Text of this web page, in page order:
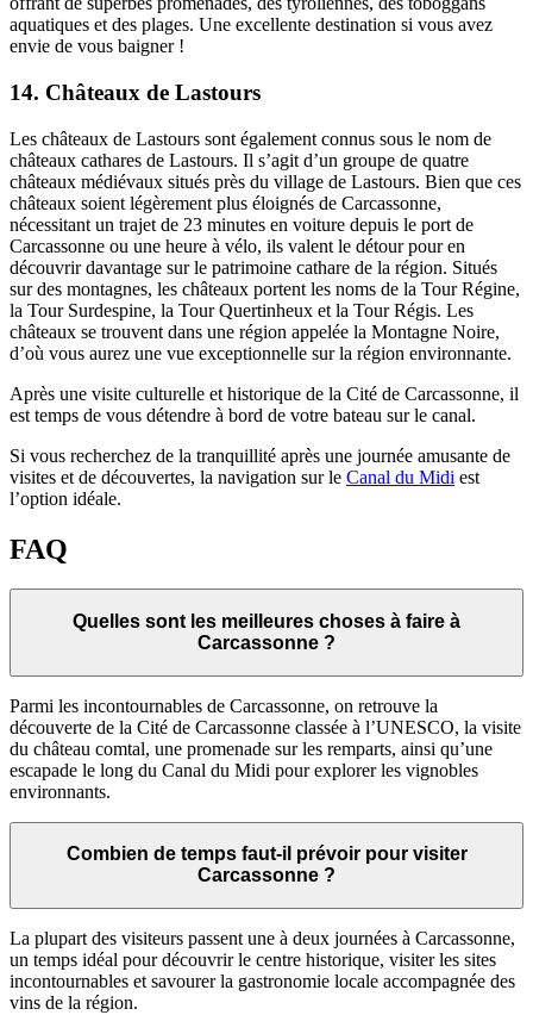
aquatiques et des plages. Une excellente destination si vous avez
envie de vous baigner !
14. Châteaux de Lastours
Les châteaux de Lastours sont également connus sous le nom de
châteaux cathares de Lastours. Il s’agit d’un groupe de quatre
châteaux médiévaux situés près du village de Lastours. Bien que ces
châteaux soient légèrement plus éloignés de Carcassonne,
nécessitant un trajet de 23 minutes en voiture depuis le port de
Carcassonne ou une heure à vélo, ils valent le détour pour en
découvrir davantage sur le patrimoine cathare de la région. Situés
sur des montagnes, les châteaux portent les noms de la Tour Régine,
la Tour Surdespine, la Tour Quertinheux et la Tour Régis. Les
châteaux se trouvent dans une région appelée la Montagne Noire,
d’où vous aurez une vue exceptionnelle sur la région environnante.
Après une visite culturelle et historique de la Cité de Carcassonne, il
est temps de vous détendre à bord de votre bateau sur le canal.
Si vous recherchez de la tranquillité après une journée amusante de
visites et de découvertes, la navigation sur le Canal du Midi est
l’option idéale.
FAQ
Quelles sont les meilleures choses à faire à
Carcassonne ?
Parmi les incontournables de Carcassonne, on retrouve la
découverte de la Cité de Carcassonne classée à l’UNESCO, la visite
du château comtal, une promenade sur les remparts, ainsi qu’une
escapade le long du Canal du Midi pour explorer les vignobles
environnants.
Combien de temps faut-il prévoir pour visiter
Carcassonne ?
La plupart des visiteurs passent une à deux journées à Carcassonne,
un temps idéal pour découvrir le centre historique, visiter les sites
incontournables et savourer la gastronomie locale accompagnée des
vins de la région.